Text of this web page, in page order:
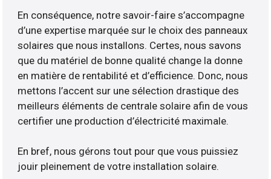
En conséquence, notre savoir-faire s’accompagne
d’une expertise marquée sur le choix des panneaux
solaires que nous installons. Certes, nous savons
que du matériel de bonne qualité change la donne
en matière de rentabilité et d’efficience. Donc, nous
mettons l’accent sur une sélection drastique des
meilleurs éléments de centrale solaire afin de vous
certifier une production d’électricité maximale.
En bref, nous gérons tout pour que vous puissiez
jouir pleinement de votre installation solaire.